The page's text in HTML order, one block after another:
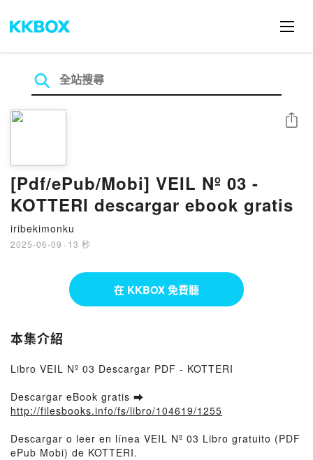
[Pdf/ePub/Mobi] VEIL Nº 03 -
KOTTERI descargar ebook gratis
iribekimonku
2025-06-09 · 13 秒
分享
在 KKBOX 免費聽
本集介紹
Libro VEIL Nº 03 Descargar PDF - KOTTERI
Descargar eBook gratis ➡
http://filesbooks.info/fs/libro/104619/1255
Descargar o leer en línea VEIL Nº 03 Libro gratuito (PDF
ePub Mobi) de KOTTERI.